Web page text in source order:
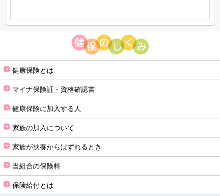
健康保険とは
マイナ保険証・資格確認書
健康保険に加入する人
家族の加入について
家族が扶養からはずれるとき
当組合の保険料
保険給付とは